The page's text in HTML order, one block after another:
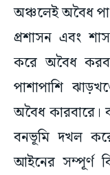
অঞ্চলেই অবৈধ
প্রশাসন এবং
করে অবৈধ করবার
পাশাপাশি
অবৈধ কারবারে।
বনভূমি দখল
আইনের সম্পূর্ণ